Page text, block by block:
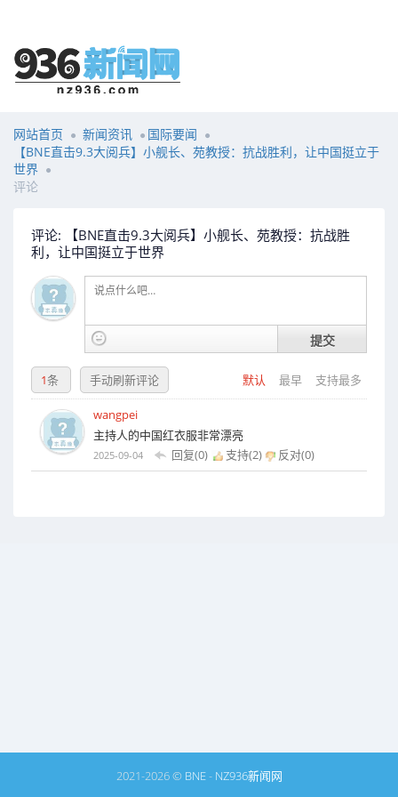
网站首页 新闻资讯
国际要闻
【BNE直击9.3大阅兵】小舰长、苑教授：抗战胜利，让中国挺立于
世界
评论
评论: 【BNE直击9.3大阅兵】小舰长、苑教授：抗战胜
利，让中国挺立于世界
提交
默认 最早 支持最多
1条 手动刷新评论
wangpei
主持人的中国红衣服非常漂亮
2025-09-04 回复(0) 支持(2) 反对(0)
2021-2026 © BNE- NZ936新闻网